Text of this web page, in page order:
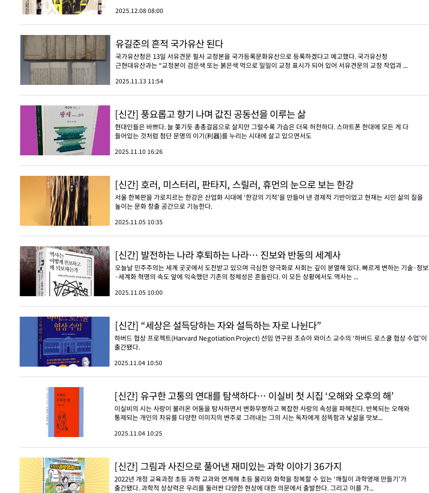
2025.12.08 08:00
유길준의 흔적 국가유산 된다
국가유산청은 13일 서유견문 필사 교정본을 국가등록문화유산으로 등록하겠다고 예고했다. 국가유산청
근현대유산과는 “교정본이 검은색 또는 붉은색 먹으로 일일이 교정 표시가 되어 있어 서유견문의 교정 작업과 ...
2025.11.13 11:54
[신간] 풍요롭고 향기 나며 값진 공동선을 이루는 삶
현대인들은 바쁘다. 늘 쫒기듯 총총걸음으로 살지만 그럴수록 가슴은 더욱 허전하다. 스마트폰 한대에 모든 게 다
들어있는 것처럼 첨단 문명의 이기(利器)를 누리는 시대에 살고 있으면서도
2025.11.10 16:26
[신간] 호러, 미스터리, 판타지, 스릴러, 휴먼의 눈으로 보는 한강
서울 한복판을 가로지르는 한강은 산업화 시대에 ‘한강의 기적’을 만들어 낸 경제적 기반이었고 현재는 시민 삶의 질을
높이는 문화 창출 공간으로 기능한다.
2025.11.05 10:35
[신간] 발전하는 나라 후퇴하는 나라… 진보와 반동의 세계사
오늘날 민주주의는 세계 곳곳에서 도전받고 있으며 극심한 양극화로 사회는 깊이 분열해 있다. 빠르게 변하는 기술·정보
·세계화 혁명의 속도 앞에 익숙했던 기존의 정체성은 흔들린다. 이 모든 상황에서도 역사는 ...
2025.11.05 10:00
[신간] “세상은 설득당하는 자와 설득하는 자로 나뉜다”
하버드 협상 프로젝트(Harvard Negotiation Project) 선임 연구원 조슈아 와이스 교수의 ‘하버드 로스쿨 협상 수업’이
출간됐다.
2025.11.04 10:50
[신간] 유구한 고통의 연대를 탐색하다… 이실비 첫 시집 ‘오해와 오후의 해’
이실비의 시는 사랑이 불러온 어둠을 탐사하면서 변화무쌍하고 복잡한 사랑의 속성을 파헤친다. 반복되는 오해와
통제되는 개인의 자유를 다양한 이미지의 변주로 그려내는 그의 시는 독자에게 섬뜩함과 낯섦을 맛보...
2025.11.04 10:25
[신간] 그림과 사진으로 풀어낸 재미있는 과학 이야기 36가지
2022년 개정 교육과정 초등 과학 교과와 연계해 초등 물리와 화학을 정복할 수 있는 ‘깨칠이 과학영재 만들기’가
출간됐다. 과학적 상상력은 우리를 둘러싼 다양한 현상에 대한 의문에서 출발한다. 그리고 이를 가...